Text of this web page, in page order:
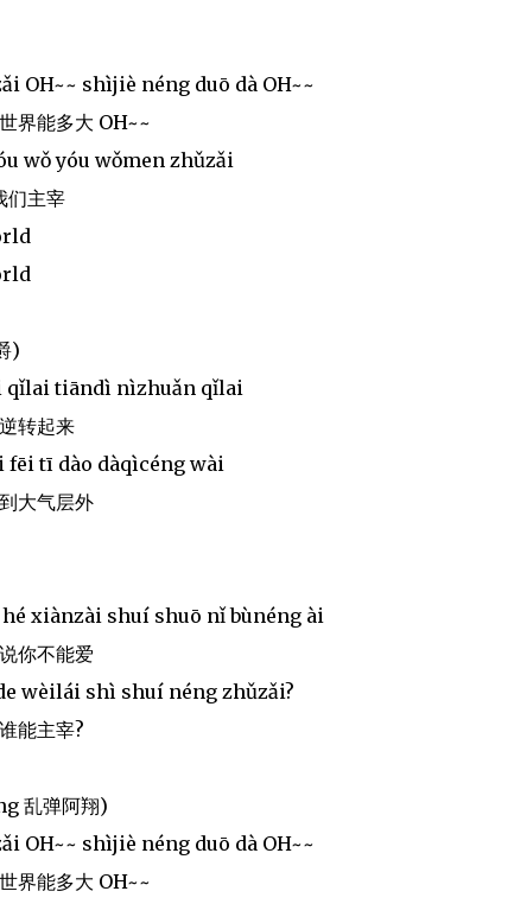
OH~~ shìjiè néng duō dà OH~~
界能多大 OH~~
wǒ yóu wǒmen zhǔzǎi
们主宰
)
tiāndì nìzhuǎn qǐlai
转起来
tī dào dàqìcéng wài
大气层外
xiànzài shuí shuō nǐ bùnéng ài
你不能爱
wèilái shì shuí néng zhǔzǎi?
能主宰?
乱弹阿翔)
OH~~ shìjiè néng duō dà OH~~
界能多大 OH~~